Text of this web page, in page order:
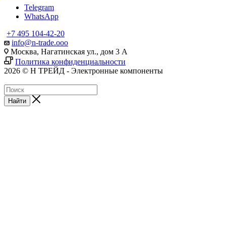
Telegram
WhatsApp
+7 495 104-42-20
info@n-trade.ooo
Москва, Нагатинская ул., дом 3 А
Политика конфиденциальности
2026 © Н ТРЕЙД - Электронные компоненты
Найти